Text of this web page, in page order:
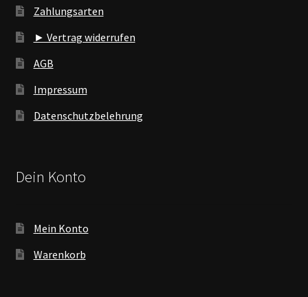
Zahlungsarten
► Vertrag widerrufen
AGB
Impressum
Datenschutzbelehrung
Dein Konto
Mein Konto
Warenkorb